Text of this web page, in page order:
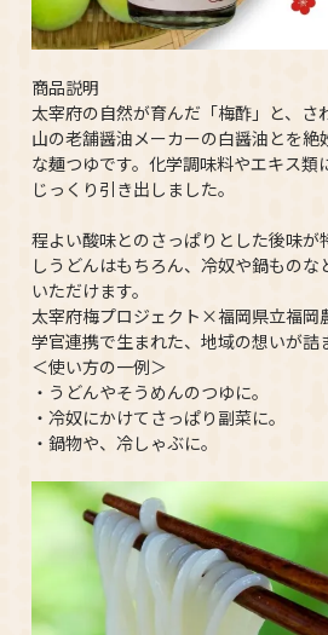
商品説明
太宰府の自然が育んだ「梅酢」と、さ
山の老舗醤油メーカーの白醤油とを絶
な麺つゆです。化学調味料やエキス類
じっくり引き出しました。
程よい酸味とのさっぱりとした後味が
しうどんはもちろん、冷奴や鍋もの
いただけます。
太宰府梅プロジェクト×福岡県立福
学官連携で生まれた、地域の想いが詰
＜使い方の一例＞
・うどんやそうめんのつゆに。
・冷奴にかけてさっぱり副菜に。
・鍋物や、冷しゃぶに。